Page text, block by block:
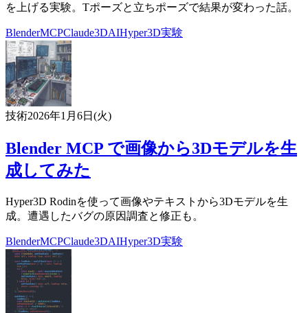
を上げる実験。Tポーズと立ちポーズで結果が変わった話。
BlenderMCPClaude3DAIHyper3D実験
技術2026年1月6日(火)
Blender MCP で画像から3Dモデルを生
成してみた
Hyper3D Rodinを使って画像やテキストから3Dモデルを生
成。遭遇したバグの原因調査と修正も。
BlenderMCPClaude3DAIHyper3D実験